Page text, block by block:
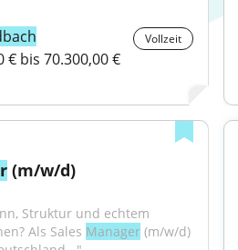
Vollzeit
€ bis 70.300,00 €
(m/w/d)
Struktur und echtem
Als Sales Manager (m/w/d)